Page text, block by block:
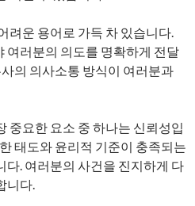
려운 용어로 가득 차 있습니다.
여러분의 의도를 명확하게 전달
의 의사소통 방식이 여러분과
중요한 요소 중 하나는 신뢰성입
태도와 윤리적 기준이 충족되는
다. 여러분의 사건을 진지하게 다
니다.